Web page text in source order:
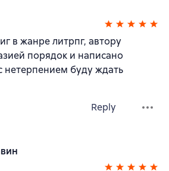
в жанре литрпг, автору
порядок и написано
буду ждать
Reply